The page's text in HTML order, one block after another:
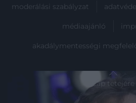
moderálási szabályzat
médiaajánló
akadálymentességi
Lap tetejére